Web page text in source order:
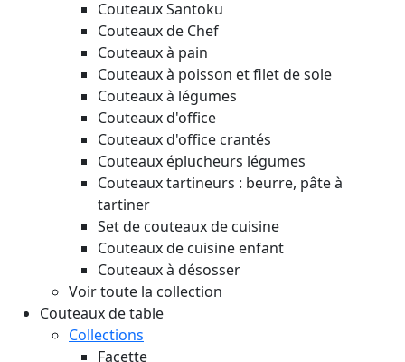
Couteaux Santoku
Couteaux de Chef
Couteaux à pain
Couteaux à poisson et filet de sole
Couteaux à légumes
Couteaux d'office
Couteaux d'office crantés
Couteaux éplucheurs légumes
Couteaux tartineurs : beurre, pâte à
tartiner
Set de couteaux de cuisine
Couteaux de cuisine enfant
Couteaux à désosser
Voir toute la collection
Couteaux de table
Collections
Facette